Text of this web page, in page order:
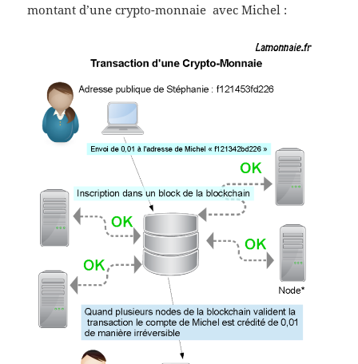
montant d’une crypto-monnaie avec Michel :